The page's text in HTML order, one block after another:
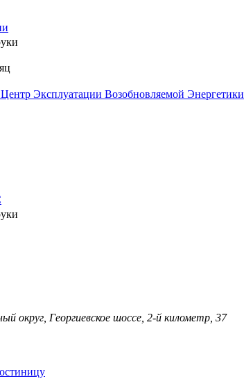
Эксплуатации Возобновляемой Энергетики
округ, Георгиевское шоссе, 2-й километр, 37